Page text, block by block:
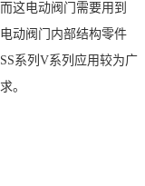
这电动阀门需要用到
动阀门内部结构零件
SS系列 V系列应用较为广
。